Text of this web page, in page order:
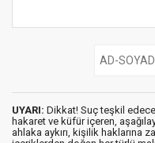
UYARI: Dikkat! Suç teşkil
hakaret ve küfür içeren,
ahlaka aykırı, kişilik haklarına